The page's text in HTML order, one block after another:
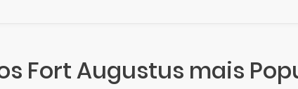
Fort Augustus mais